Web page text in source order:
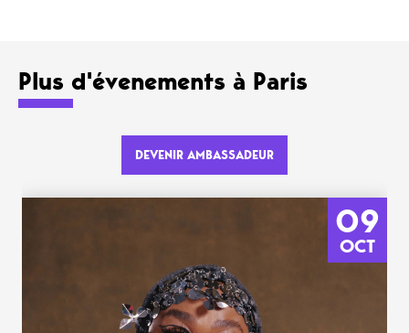
Plus d'évenements à Paris
DEVENIR AMBASSADEUR
09
OCT